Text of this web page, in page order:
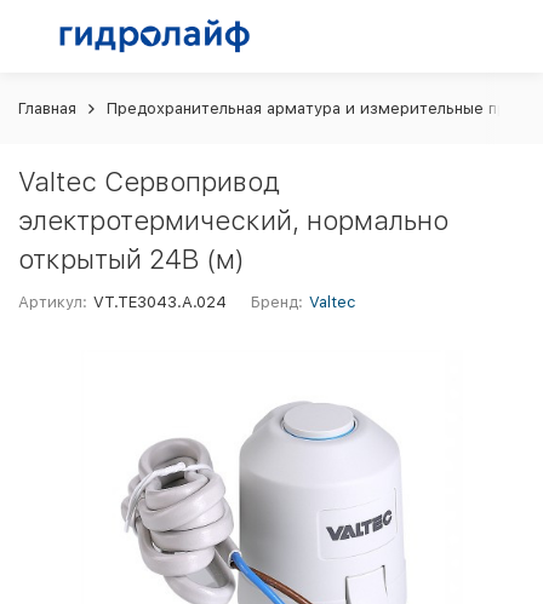
Главная Предохранительная арматура и измерительные
Valtec Сервопривод
электротермический, нормально
открытый 24В (м)
Артикул: VT.TE3043.A.024 Бренд: Valtec